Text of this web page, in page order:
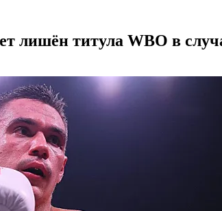
лишён титула WBO в